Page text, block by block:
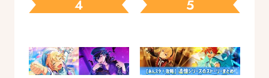
定セットも同時発売
4 5